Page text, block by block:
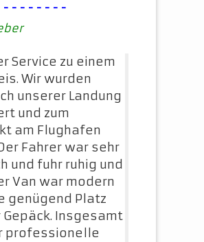
--------
Service zu einem
Wir wurden
unserer Landung
und zum
am Flughafen
Fahrer war sehr
und fuhr ruhig und
Van war modern
genügend Platz
Insgesamt
professionelle